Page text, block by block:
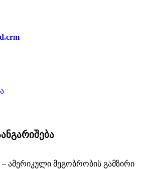
ამერიკული მეგობრობის გამზირი